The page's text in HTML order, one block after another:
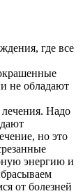
где все
не обладают
Надо
но это
энергию и
от болезней